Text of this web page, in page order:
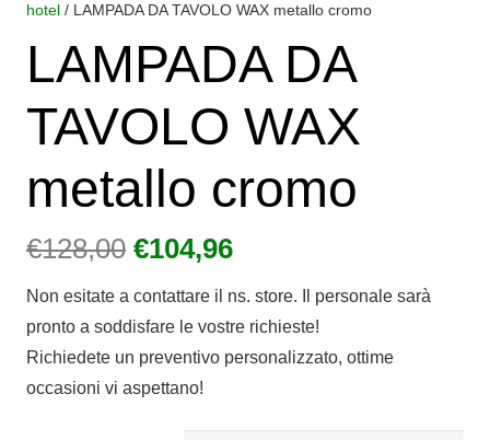
hotel / LAMPADA DA TAVOLO WAX metallo cromo
LAMPADA DA
TAVOLO WAX
metallo cromo
€128,00 Il
originale
era:
€128,00.
€104,96Il
attuale
è:
€104,96.
Non esitate a contattare il ns. store. Il personale sarà
pronto a soddisfare le vostre richieste!
Richiedete un preventivo personalizzato, ottime
occasioni vi aspettano!